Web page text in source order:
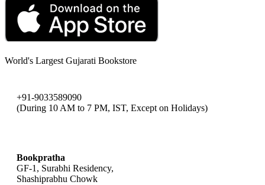
World's Largest Gujarati Bookstore
+91-9033589090
(During 10 AM to 7 PM, IST, Except on Holidays)
Bookpratha
GF-1, Surabhi Residency,
Shashiprabhu Chowk